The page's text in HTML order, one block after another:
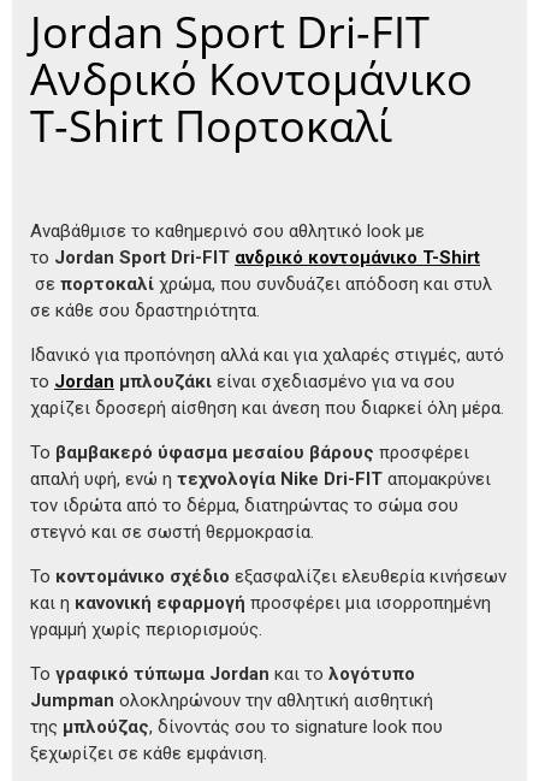
Jordan Sport Dri-FIT
Ανδρικό Κοντομάνικο
T-Shirt Πορτοκαλί
Αναβάθμισε το καθημερινό σου αθλητικό look με
το Jordan Sport Dri-FIT ανδρικό κοντομάνικο T-Shirt
σε πορτοκαλί χρώμα, που συνδυάζει απόδοση και στυλ
σε κάθε σου δραστηριότητα.
Ιδανικό για προπόνηση αλλά και για χαλαρές στιγμές, αυτό
το Jordan μπλουζάκι είναι σχεδιασμένο για να σου
χαρίζει δροσερή αίσθηση και άνεση που διαρκεί όλη μέρα.
Το βαμβακερό ύφασμα μεσαίου βάρους προσφέρει
απαλή υφή, ενώ η τεχνολογία Nike Dri-FIT απομακρύνει
τον ιδρώτα από το δέρμα, διατηρώντας το σώμα σου
στεγνό και σε σωστή θερμοκρασία.
Το κοντομάνικο σχέδιο εξασφαλίζει ελευθερία κινήσεων
και η κανονική εφαρμογή προσφέρει μια ισορροπημένη
γραμμή χωρίς περιορισμούς.
Το γραφικό τύπωμα Jordan και το λογότυπο
Jumpman ολοκληρώνουν την αθλητική αισθητική
της μπλούζας, δίνοντάς σου το signature look που
ξεχωρίζει σε κάθε εμφάνιση.